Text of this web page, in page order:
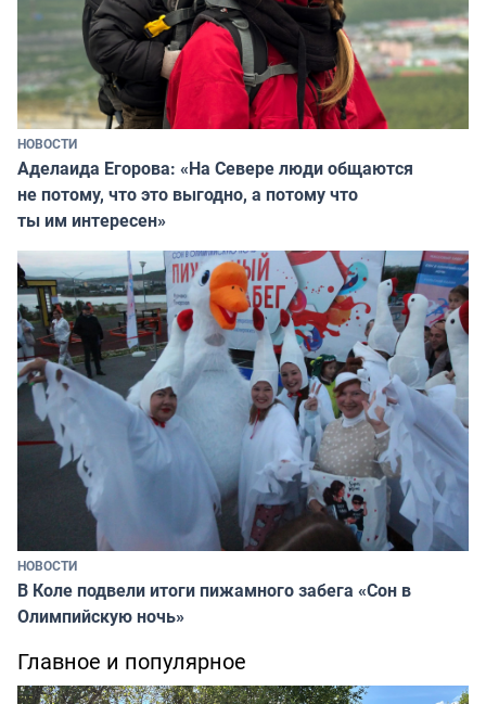
НОВОСТИ
Аделаида Егорова: «На Севере люди общаются
не потому, что это выгодно, а потому что
ты им интересен»
НОВОСТИ
В Коле подвели итоги пижамного забега «Сон в
Олимпийскую ночь»
Главное и популярное